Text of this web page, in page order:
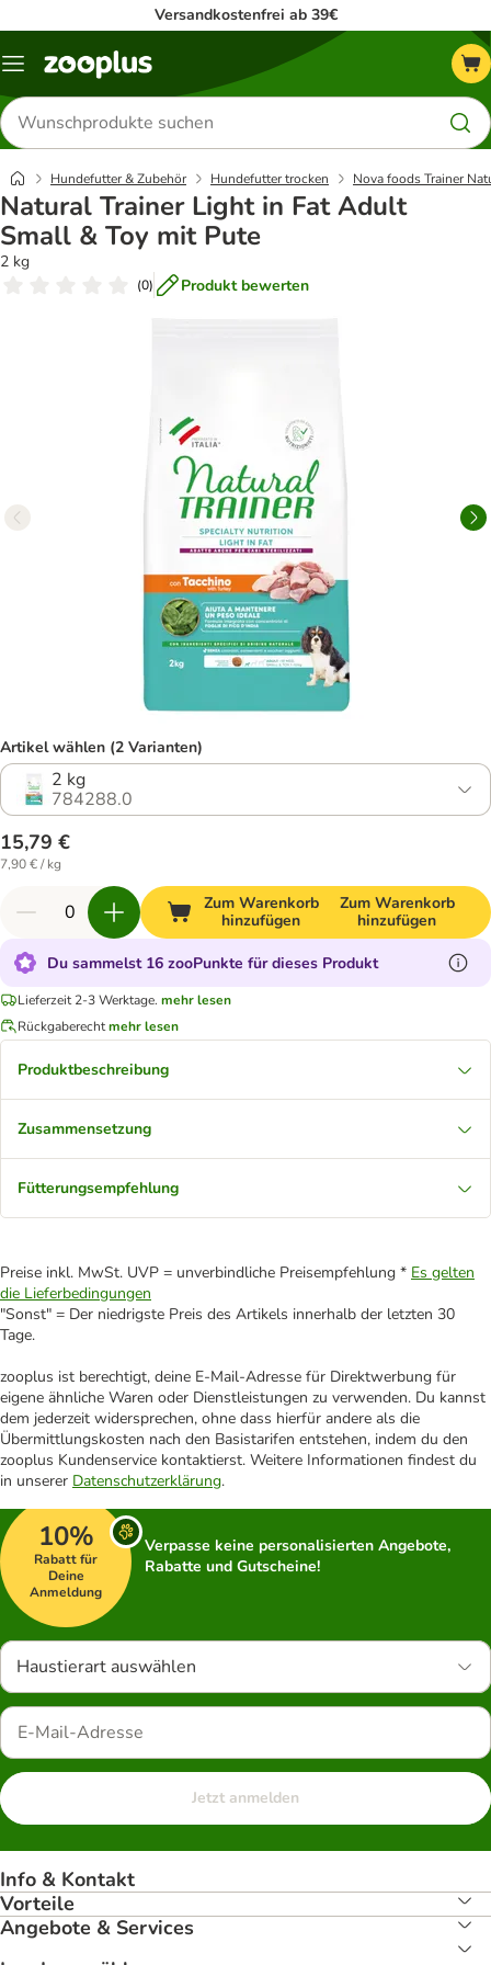
Versandkostenfrei ab 39€
Menü
Produkte
suchen
Hundefutter & Zubehör Hundefutter trocken Nova foods Trainer
Natural Trainer Light in Fat Adult
Small & Toy mit Pute
2 kg
(0) Produkt bewerten
Artikel wählen (2 Varianten)
2 kg
784288.0
15,79 €
7,90 € / kg
Zum Warenkorb
hinzufügen
Zum Warenkorb
hinzufügen
Du sammelst 16 zooPunkte für dieses Produkt
Lieferzeit 2-3 Werktage. mehr lesen
Rückgaberechtmehr lesen
Produktbeschreibung
Zusammensetzung
Fütterungsempfehlung
Preise inkl. MwSt. UVP = unverbindliche Preisempfehlung * Es gelten
die Lieferbedingungen
"Sonst" = Der niedrigste Preis des Artikels innerhalb der letzten 30
Tage.
zooplus ist berechtigt, deine E-Mail-Adresse für Direktwerbung für
eigene ähnliche Waren oder Dienstleistungen zu verwenden. Du kannst
dem jederzeit widersprechen, ohne dass hierfür andere als die
Übermittlungskosten nach den Basistarifen entstehen, indem du den
zooplus Kundenservice kontaktierst. Weitere Informationen findest du
in unserer Datenschutzerklärung.
10%
Rabatt für
Deine
Anmeldung
Verpasse keine personalisierten Angebote,
Rabatte und Gutscheine!
Haustierart auswählen
Jetzt anmelden
Info & Kontakt
Vorteile
Angebote & Services